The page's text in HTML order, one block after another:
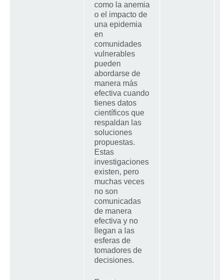
como la anemia
o el impacto de
una epidemia
en
comunidades
vulnerables
pueden
abordarse de
manera más
efectiva cuando
tienes datos
científicos que
respaldan las
soluciones
propuestas.
Estas
investigaciones
existen, pero
muchas veces
no son
comunicadas
de manera
efectiva y no
llegan a las
esferas de
tomadores de
decisiones.